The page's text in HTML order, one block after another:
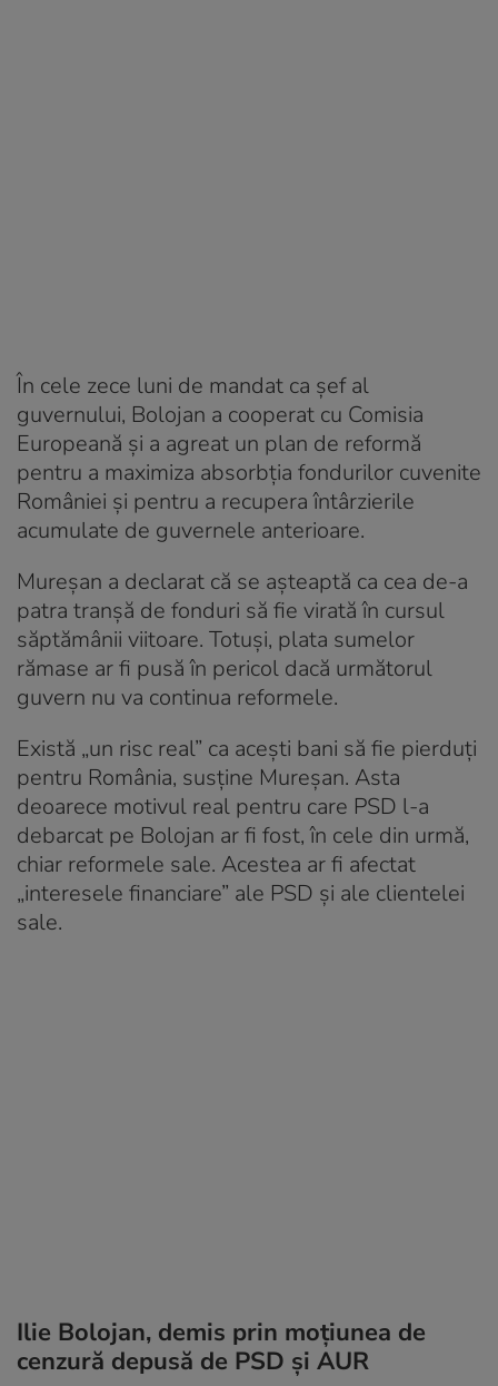
În cele zece luni de mandat ca șef al
guvernului, Bolojan a cooperat cu Comisia
Europeană și a agreat un plan de reformă
pentru a maximiza absorbția fondurilor cuvenite
României și pentru a recupera întârzierile
acumulate de guvernele anterioare.
Mureșan a declarat că se așteaptă ca cea de-a
patra tranșă de fonduri să fie virată în cursul
săptămânii viitoare. Totuși, plata sumelor
rămase ar fi pusă în pericol dacă următorul
guvern nu va continua reformele.
Există „un risc real” ca acești bani să fie pierduți
pentru România, susține Mureșan. Asta
deoarece motivul real pentru care PSD l-a
debarcat pe Bolojan ar fi fost, în cele din urmă,
chiar reformele sale. Acestea ar fi afectat
„interesele financiare” ale PSD și ale clientelei
sale.
Ilie Bolojan, demis prin moțiunea de
cenzură depusă de PSD și AUR